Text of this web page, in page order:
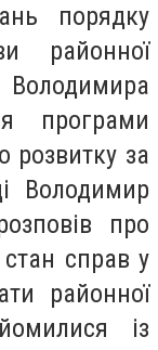
порядку
районної
програми
розвитку за
Володимир
про
справ у
районної
із